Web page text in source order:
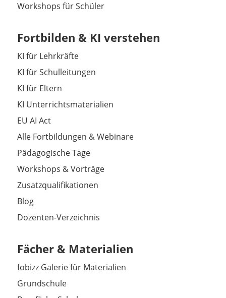
Workshops für Schüler
Fortbilden & KI verstehen
KI für Lehrkräfte
KI für Schulleitungen
KI für Eltern
KI Unterrichtsmaterialien
EU AI Act
Alle Fortbildungen & Webinare
Pädagogische Tage
Workshops & Vorträge
Zusatzqualifikationen
Blog
Dozenten-Verzeichnis
Fächer & Materialien
fobizz Galerie für Materialien
Grundschule